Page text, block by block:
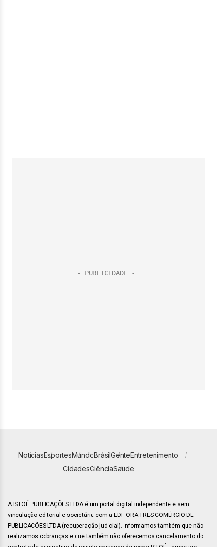
NotíciasEsportesMundoBrasilGenteEntretenimento
CidadesCiênciaSaúde
A ISTOÉ PUBLICAÇÕES LTDA é um portal digital independente e sem
vinculação editorial e societária com a EDITORA TRES COMÉRCIO DE
PUBLICACÕES LTDA (recuperação judicial). Informamos também que não
realizamos cobranças e que também não oferecemos cancelamento do